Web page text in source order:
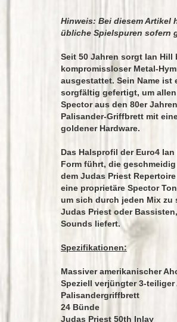
Hinweis: Bei diesem Artikel
übliche Spielspuren sofern
Seit 50 Jahren sorgt Ian Hill
kompromissloser Metal-
ausgestattet. Sein Name ist
sorgfältig gefertigt, um
Spector aus den 80er
Palisander-Griffbrett mit
goldener Hardware.
Das Halsprofil der Euro4
Form führt, die
dem Judas Priest
eine proprietäre Spector
um sich durch jeden Mix zu
Judas Priest oder
Sounds liefert.
Spezifikationen:
Massiver amerikanischer
Speziell verjüngter 3-
Palisandergriffbrett
24 Bünde
Judas Priest 50th Inlay